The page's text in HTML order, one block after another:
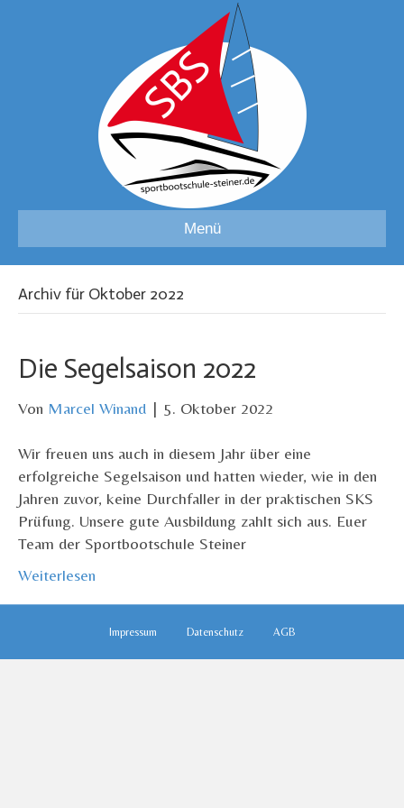
Menü
Archiv für Oktober 2022
Die Segelsaison 2022
Von Marcel Winand | 5. Oktober 2022
Wir freuen uns auch in diesem Jahr über eine
erfolgreiche Segelsaison und hatten wieder, wie in den
Jahren zuvor, keine Durchfaller in der praktischen SKS
Prüfung. Unsere gute Ausbildung zahlt sich aus. Euer
Team der Sportbootschule Steiner
Weiterlesen
Impressum Datenschutz AGB